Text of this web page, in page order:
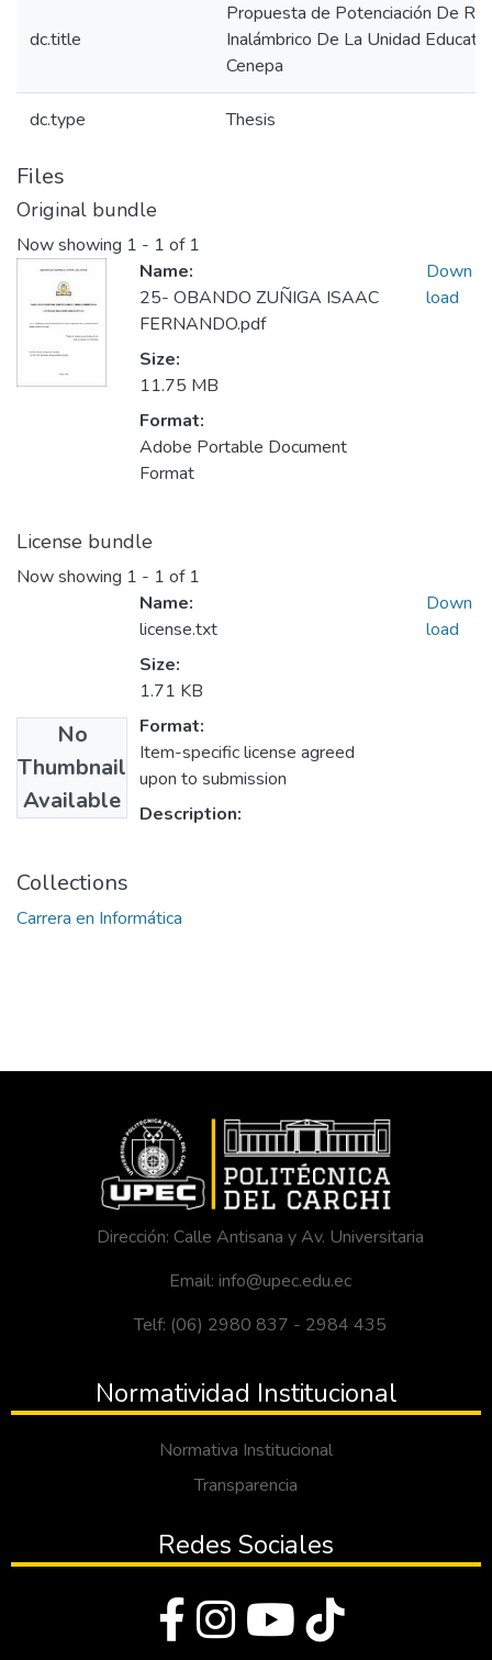
dc.title
Propuesta de Potenciación De
Inalámbrico De La Unidad
Cenepa
dc.type Thesis
Files
Original bundle
Now showing 1 - 1 of 1
Name:
25- OBANDO ZUÑIGA ISAAC
FERNANDO.pdf
Size:
11.75 MB
Format:
Adobe Portable Document
Format
Down
load
License bundle
Now showing 1 - 1 of 1
No
Thumbnail
Available
Name:
license.txt
Size:
1.71 KB
Format:
Item-specific license agreed
upon to submission
Description:
Down
load
Collections
Carrera en Informática
Dirección: Calle Antisana y Av. Universitaria
Email: info@upec.edu.ec
Telf: (06) 2980 837 - 2984 435
Normatividad Institucional
Normativa Institucional
Transparencia
Redes Sociales